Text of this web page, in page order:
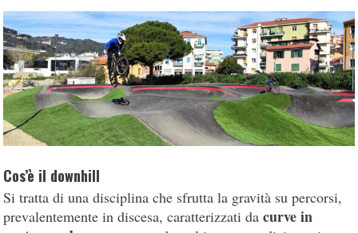
Cos’è il downhill
Si tratta di una disciplina che sfrutta la gravità su percorsi,
prevalentemente in discesa, caratterizzati dacurve in